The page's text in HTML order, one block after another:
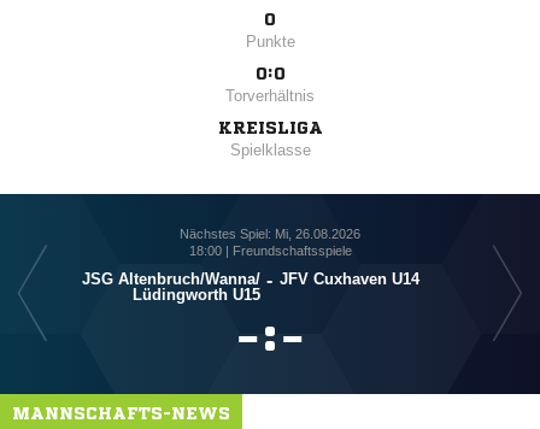
0
Punkte
0:0
Torverhältnis
KREISLIGA
Spielklasse
Nächstes Spiel: Mi, 26.08.2026
18:00 | Freundschaftsspiele
JSG Altenbruch/​Wanna/​
Lüdingworth U15
- JFV Cuxhaven U14
:
MANNSCHAFTS-NEWS